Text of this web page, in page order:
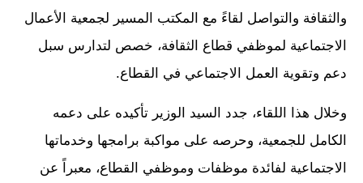
والثقافة والتواصل لقاءً مع المكتب المسير لجمعية الأعمال
الاجتماعية لموظفي قطاع الثقافة، خصص لتدارس سبل
دعم وتقوية العمل الاجتماعي في القطاع.
وخلال هذا اللقاء، جدد السيد الوزير تأكيده على دعمه
الكامل للجمعية، وحرصه على مواكبة برامجها وخدماتها
الاجتماعية لفائدة موظفات وموظفي القطاع، معبراً عن